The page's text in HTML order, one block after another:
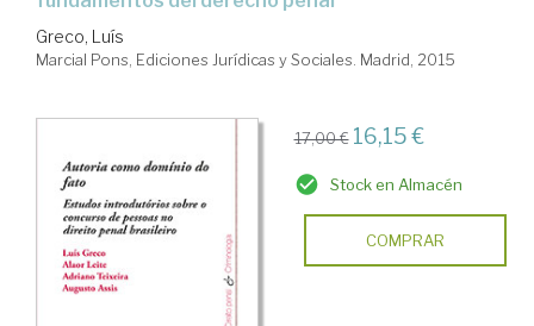
Greco, Luís
Marcial Pons, Ediciones Jurídicas y Sociales. Madrid, 2015
17,00 € 16,15 €
Stock en Almacén
COMPRAR